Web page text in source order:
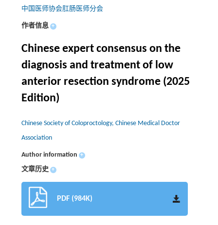
中国医师协会肛肠医师分会
作者信息 +
Chinese expert consensus on the
diagnosis and treatment of low
anterior resection syndrome (2025
Edition)
Chinese Society of Coloproctology, Chinese Medical Doctor
Association
Author information +
文章历史 +
PDF (984K)